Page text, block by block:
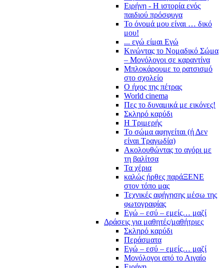
Ειρήνη - Η ιστορία ενός
παιδιού πρόσφυγα
Το όνομά μου είναι … δικό
μου!
... εγώ είμαι Εγώ
Κινώντας το Νομαδικό Σώμα
– Μονόλογοι σε καραντίνα
Μπλοκάρουμε το ρατσισμό
στο σχολείο
Ο ήχος της πέτρας
World cinema
Πες το δυναμικά με εικόνες!
Σκληρό καρύδι
Η Τριμερής
Το σώμα αφηγείται (ή Δεν
είναι Τραγωδία)
Ακολουθώντας το αγόρι με
τη βαλίτσα
Τα χέρια
καλώς ήρθες παράΞΕΝΕ
στον τόπο μας
Τεχνικές αφήγησης μέσω της
φωτογραφίας
Εγώ – εσύ – εμείς… μαζί
Δράσεις για μαθητές/μαθήτριες
Σκληρό καρύδι
Περάσματα
Εγώ – εσύ – εμείς… μαζί
Μονόλογοι από το Αιγαίο